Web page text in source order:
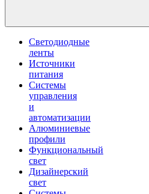
Светодиодные
ленты
Источники
питания
Системы
управления
и
автоматизации
Алюминиевые
профили
Функциональный
свет
Дизайнерский
свет